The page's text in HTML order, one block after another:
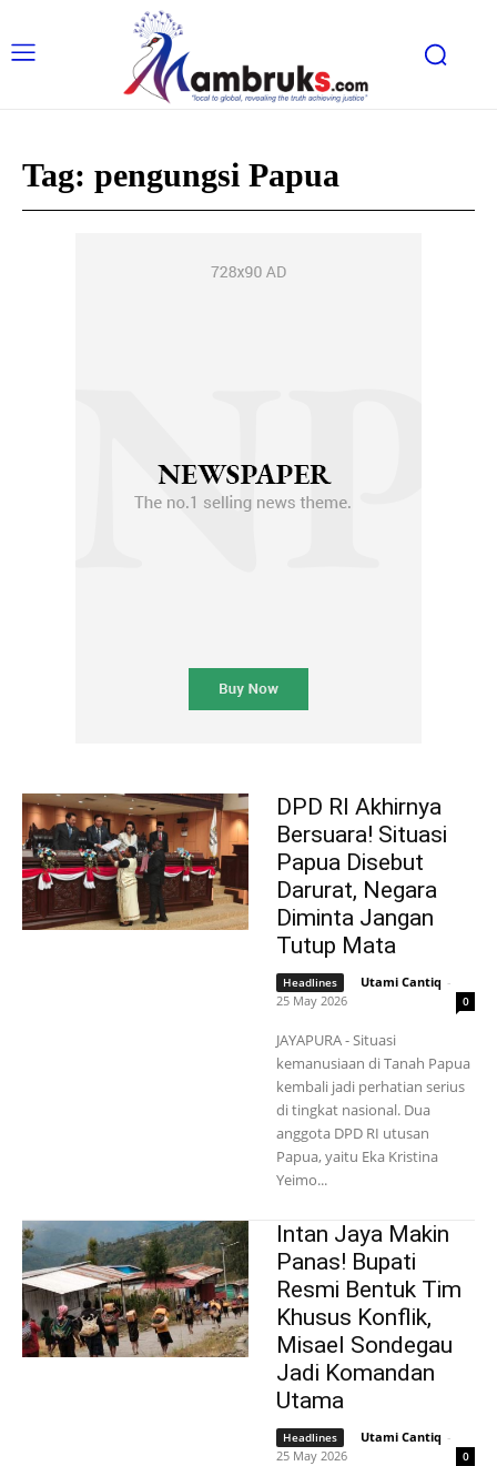
Tag: pengungsi Papua
DPD RI Akhirnya
Bersuara! Situasi
Papua Disebut
Darurat, Negara
Diminta Jangan
Tutup Mata
Headlines Utami Cantiq -
25 May 2026
0
JAYAPURA - Situasi
kemanusiaan di Tanah Papua
kembali jadi perhatian serius
di tingkat nasional. Dua
anggota DPD RI utusan
Papua, yaitu Eka Kristina
Yeimo...
Intan Jaya Makin
Panas! Bupati
Resmi Bentuk Tim
Khusus Konflik,
Misael Sondegau
Jadi Komandan
Utama
Headlines Utami Cantiq -
25 May 2026
0